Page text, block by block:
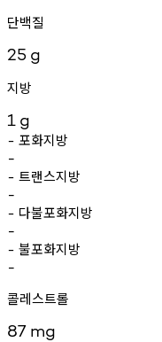
단백질
25 g
지방
1 g
- 포화지방
-
- 트랜스지방
-
- 다불포화지방
-
- 불포화지방
-
콜레스트롤
87 mg